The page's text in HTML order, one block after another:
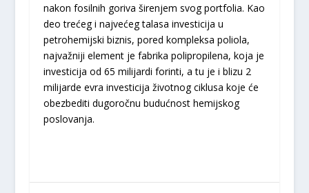
nakon fosilnih goriva širenjem svog portfolia. Kao
deo trećeg i najvećeg talasa investicija u
petrohemijski biznis, pored kompleksa poliola,
najvažniji element je fabrika polipropilena, koja je
investicija od 65 milijardi forinti, a tu je i blizu 2
milijarde evra investicija životnog ciklusa koje će
obezbediti dugoročnu budućnost hemijskog
poslovanja.